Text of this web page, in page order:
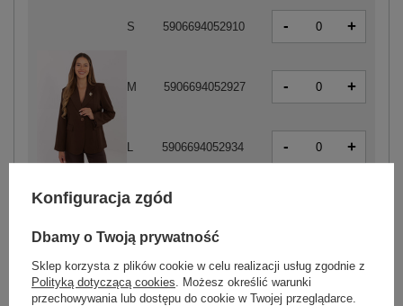
S 5906694052910 - +
M 5906694052927 - +
L 5906694052934 - +
XL 5906694052941
S 5906694052958 - +
Konfiguracja zgód
Dbamy o Twoją prywatność
Sklep korzysta z plików cookie w celu realizacji usług zgodnie z
Polityką dotyczącą cookies . Możesz określić warunki
przechowywania lub dostępu do cookie w Twojej przeglądarce.